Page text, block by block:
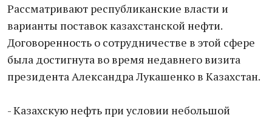
Рассматривают республиканские власти и
варианты поставок казахстанской нефти.
Договоренность о сотрудничестве в этой сфере
была достигнута во время недавнего визита
президента Александра Лукашенко в Казахстан.
- Казахскую нефть при условии небольшой